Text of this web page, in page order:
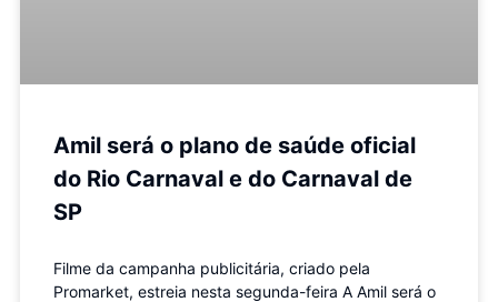
Amil será o plano de saúde oficial
do Rio Carnaval e do Carnaval de
SP
Filme da campanha publicitária, criado pela
Promarket, estreia nesta segunda-feira A Amil será o